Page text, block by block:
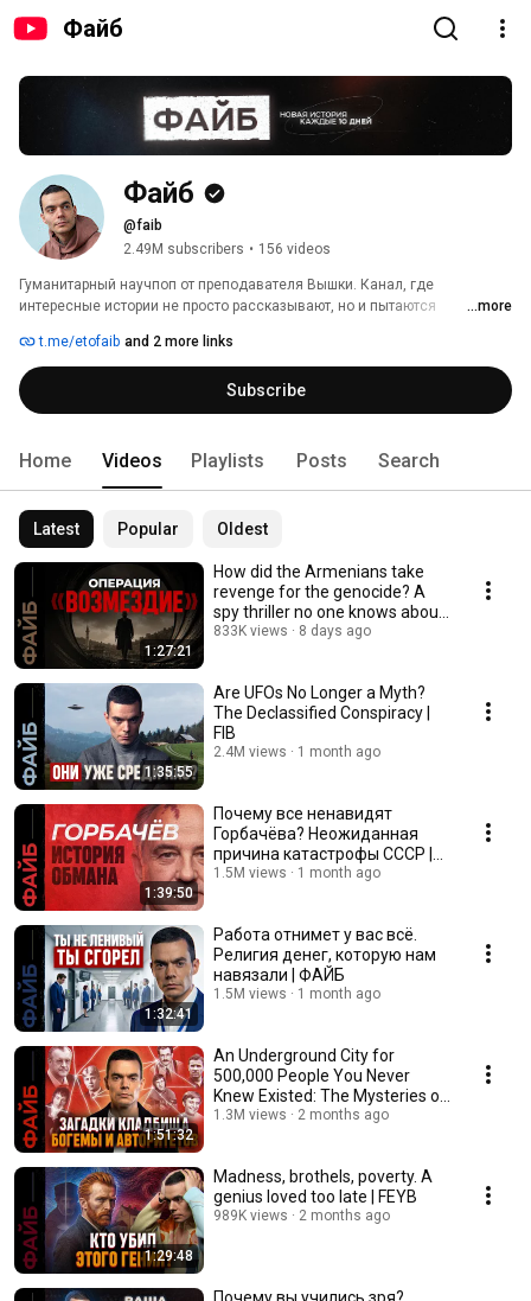
Файб
Файб
@faib
2.49M subscribers • 156 videos
Гуманитарный научпоп от преподавателя Вышки. Канал, где
интересные истории не просто рассказывают, но и пытаются
...more
t.me/etofaib and 2 more links
Subscribe
Home Videos Playlists Posts Search
Latest Popular Oldest
1:27:21
How did the Armenians take
revenge for the genocide? A
spy thriller no one knows about
| FAIB
833K views 8 days ago
1:35:55
Are UFOs No Longer a Myth?
The Declassified Conspiracy |
FIB
2.4M views 1 month ago
1:39:50
Почему все ненавидят
Горбачёва? Неожиданная
причина катастрофы СССР |
ФАЙБ
1.5M views 1 month ago
1:32:41
Работа отнимет у вас всё.
Религия денег, которую нам
навязали | ФАЙБ
1.5M views 1 month ago
1:51:32
An Underground City for
500,000 People You Never
Knew Existed: The Mysteries of
Vagankovsky | FIBE
1.3M views 2 months ago
1:29:48
Madness, brothels, poverty. A
genius loved too late | FEYB
989K views 2 months ago